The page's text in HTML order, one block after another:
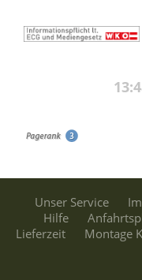
Unser Service
Hilfe
Lieferzeit
Montage